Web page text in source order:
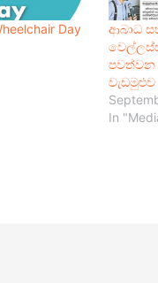
Day
ආබාධ
පවත්වන
වැඩමුළුව
In